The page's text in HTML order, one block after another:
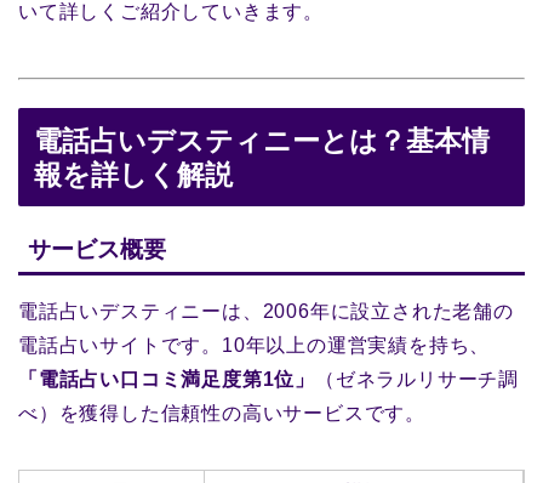
いて詳しくご紹介していきます。
電話占いデスティニーとは？基本情
報を詳しく解説
サービス概要
電話占いデスティニーは、2006年に設立された老舗の
電話占いサイトです。10年以上の運営実績を持ち、
「電話占い口コミ満足度第1位」
（ゼネラルリサーチ調
べ）を獲得した信頼性の高いサービスです。